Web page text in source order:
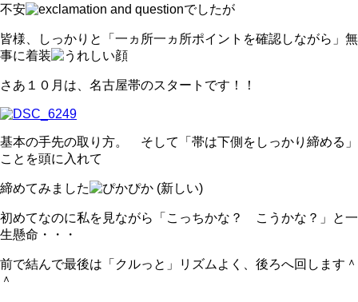
不安
でしたが
皆様、しっかりと「一ヵ所一ヵ所ポイントを確認しながら」無
事に着装
さあ１０月は、名古屋帯のスタートです！！
基本の手先の取り方。 そして「帯は下側をしっかり締める」
ことを頭に入れて
締めてみました
初めてなのに私を見ながら「こっちかな？ こうかな？」と一
生懸命・・・
前で結んで最後は「クルっと」リズムよく、後ろへ回します＾
＾